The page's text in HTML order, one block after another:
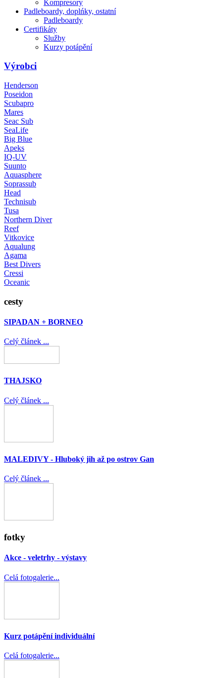
Kompresory
Padleboardy, doplńky, ostatní
Padleboardy
Certifikáty
Služby
Kurzy potápění
Výrobci
Henderson
Poseidon
Scubapro
Mares
Seac Sub
SeaLife
Big Blue
Apeks
IQ-UV
Suunto
Aquasphere
Soprassub
Head
Technisub
Tusa
Northern Diver
Reef
Vitkovice
Aqualung
Agama
Best Divers
Cressi
Oceanic
cesty
SIPADAN + BORNEO
Celý článek ...
THAJSKO
Celý článek ...
MALEDIVY - Hluboký jih až po ostrov Gan
Celý článek ...
fotky
Akce - veletrhy - výstavy
Celá fotogalerie...
Kurz potápění individuální
Celá fotogalerie...